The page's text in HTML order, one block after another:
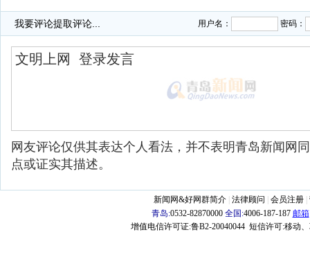
我要评论提取评论... 用户名： 密码：
网友评论仅供其表达个人看法，并不表明青岛新闻网
点或证实其描述。